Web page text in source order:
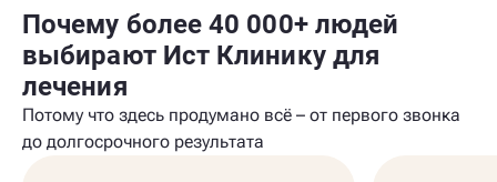
Почему более 40 000+ людей
выбирают Ист Клинику для
лечения
Потому что здесь продумано всё – от первого звонка
до долгосрочного результата